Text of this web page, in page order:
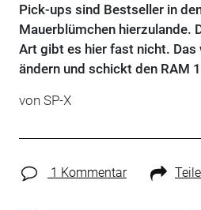
Pick-ups sind Bestseller in
Mauerblümchen hierzulande.
Art gibt es hier fast nicht. Das
ändern und schickt den RAM
von SP-X
1 Kommentar